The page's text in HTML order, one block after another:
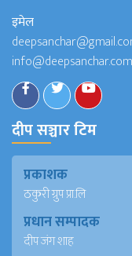
इमेल
info@deepsanchar.com
दीप सञ्चार टिम
प्रकाशक
ठकुरी ग्रुप प्रा.लि
प्रधान सम्पादक
दीप जंग शाह